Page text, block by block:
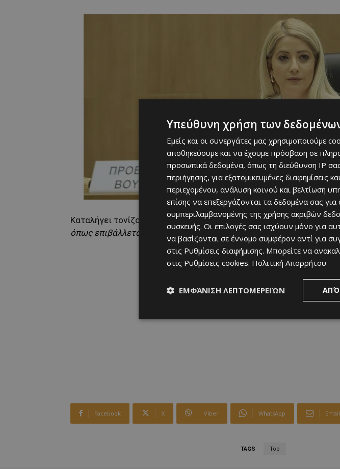
Καταλήγει τονίζοντας ότι«αν δεν υπάρξουν τολμηρές αποφάσεις
όπως επιβάλλεται, ο διασυρμός θα συνεχίζεται και η Κύπρος μας
Facebook X Viber WhatsApp Email
TAGS Top
Υπεύθυνη χρήση των
Εμείς και οι συνεργάτες μας χρησιμοποιούμε
αποθηκεύουμε και να έχουμε πρόσβαση σε
προσωπικά δεδομένα, όπως τη διεύθυνση IP
περιήγησης, για εξατομικευμένες διαφημίσεις
περιεχομένου, ανάλυση κοινού και βελτίωση
επίσης να επεξεργάζονται τα δεδομένα σας
συμπεριλαμβανομένης της χρήσης ακριβών
συσκευής. Οι επιλογές σας ισχύουν μόνο για
να βασίζονται σε έννομο συμφέρον αντί για
στις Ρυθμίσεις διαφήμισης. Μπορείτε να
στις Ρυθμίσεις cookies. Πολιτική Απορρήτου
ΕΜΦΆΝΙΣΗ ΛΕΠΤΟΜΕΡΕΙΏΝ